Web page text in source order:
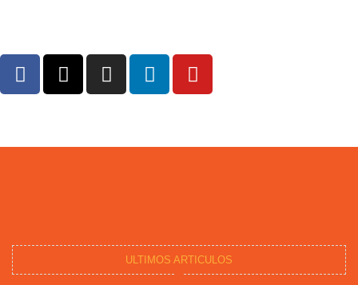
F
a
b
X
-
i
I
n
a
L
i
e
Y
o
u
ULTIMOS ARTICULOS